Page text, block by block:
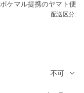
ポケマル提携のヤマト便
配送区分:
不可